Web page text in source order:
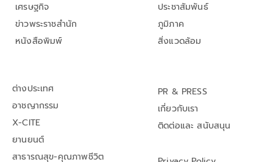
เศรษฐกิจ
ข่าวพระราชสำนัก
หนังสือพิมพ์
ประชาสัมพันธ์
ภูมิภาค
สิ่งแวดล้อม
ต่างประเทศ
อาชญากรรม
X-CITE
ยานยนต์
สาธารณสุข-คุณภาพชีวิต
PR & PRESS
เกี่ยวกับเรา
ติดต่อและ สนับสนุน